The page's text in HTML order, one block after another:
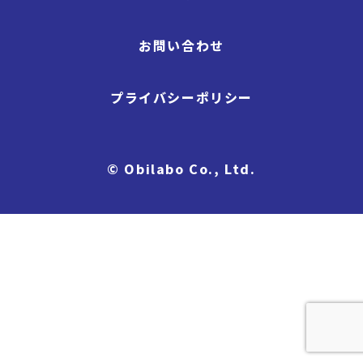
お問い合わせ
プライバシーポリシー
© Obilabo Co., Ltd.